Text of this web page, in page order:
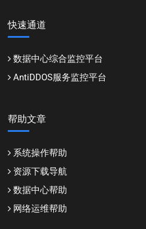
快速通道
数据中心综合监控平台
AntiDDOS服务监控平台
帮助文章
系统操作帮助
资源下载导航
数据中心帮助
网络运维帮助